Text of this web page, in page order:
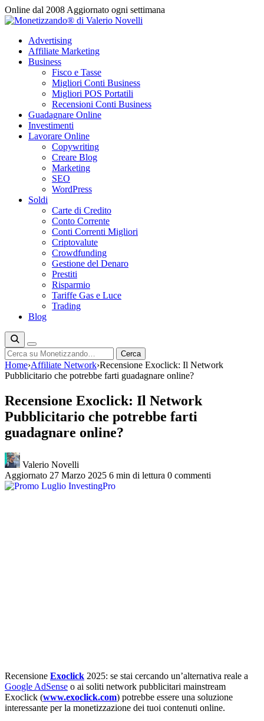
Vai
al
Online dal 2008 Aggiornato ogni settimana
Advertising
Affiliate Marketing
Business
Fisco e Tasse
Migliori Conti Business
Migliori POS Portatili
Recensioni Conti Business
Guadagnare Online
Investimenti
Lavorare Online
Copywriting
Creare Blog
Marketing
SEO
WordPress
Soldi
Carte di Credito
Conto Corrente
Conti Correnti Migliori
Criptovalute
Crowdfunding
Gestione del Denaro
Prestiti
Risparmio
Tariffe Gas e Luce
Trading
Blog
Cerca Cerca
Home›Affiliate Network›Recensione Exoclick: Il Network
Pubblicitario che potrebbe farti guadagnare online?
Recensione Exoclick: Il Network
Pubblicitario che potrebbe farti
guadagnare online?
Valerio Novelli
Aggiornato 27 Marzo 2025 6 min di lettura 0 commenti
Recensione Exoclick 2025: se stai cercando un’alternativa reale a
Google AdSense o ai soliti network pubblicitari mainstream
Exoclick (www.exoclick.com) potrebbe essere una soluzione
interessante per la monetizzazione dei tuoi contenuti online.